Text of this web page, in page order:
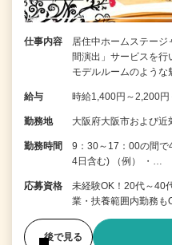
仕事内容
居住中ホームステー
間演出」サービスを行
モデルルームのよう
給与 時給1,400円～2,200円
勤務地 大阪府大阪市および
勤務時間
9：30～17：00の間
4日含む) （例） ・…
応募資格
未経験OK！20代～40
業・扶養範囲内勤務も
後で見る